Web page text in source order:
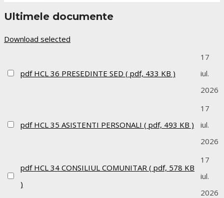
Ultimele documente
Download selected
pdf HCL 36 PRESEDINTE SED ( pdf, 433 KB )
17
iul.
2026
pdf HCL 35 ASISTENTI PERSONALI ( pdf, 493 KB )
17
iul.
2026
pdf HCL 34 CONSILIUL COMUNITAR ( pdf, 578 KB
)
17
iul.
2026